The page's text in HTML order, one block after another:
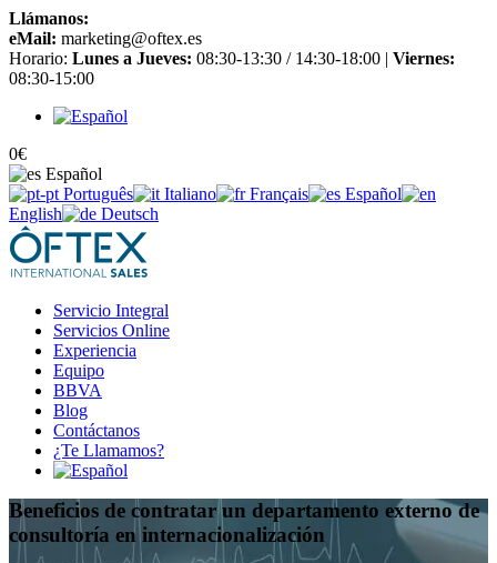
Llámanos:
eMail: marketing@oftex.es
Horario: Lunes a Jueves: 08:30-13:30 / 14:30-18:00 | Viernes:
08:30-15:00
0€
Español
Português
Italiano Français
Español
English
Deutsch
Servicio Integral
Servicios Online
Experiencia
Equipo
BBVA
Blog
Contáctanos
¿Te Llamamos?
Beneficios de contratar un departamento externo de
consultoría en internacionalización